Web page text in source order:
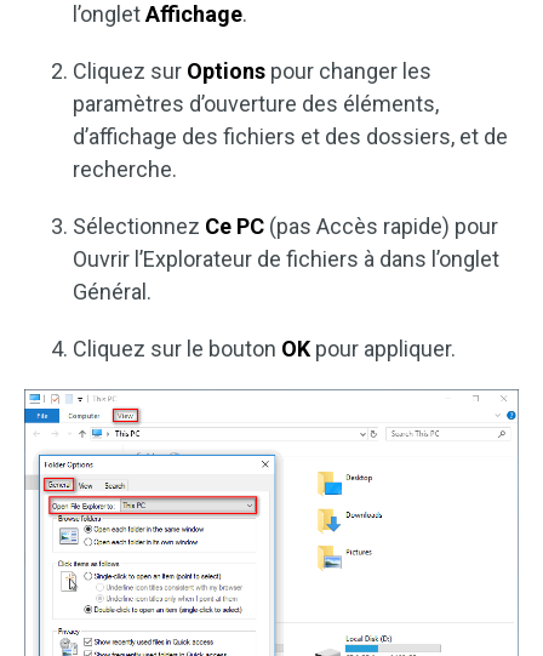
l’ongletAffichage.
Cliquez sur Options pour changer les
paramètres d’ouverture des éléments,
d’affichage des fichiers et des dossiers, et de
recherche.
Sélectionnez Ce PC (pas Accès rapide) pour
Ouvrir l’Explorateur de fichiers à dans l’onglet
Général.
Cliquez sur le bouton OK pour appliquer.